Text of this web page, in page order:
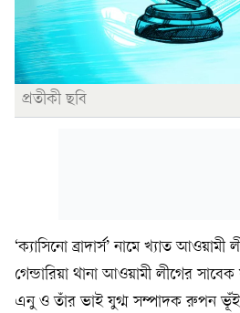
প্রতীকী ছবি
‘ক্যাসিনো ব্রাদার্স’ নামে খ্যাত আওয়ামী
গেন্ডারিয়া থানা আওয়ামী লীগের
এনু ও তাঁর ভাই যুগ্ম সম্পাদক রুপন